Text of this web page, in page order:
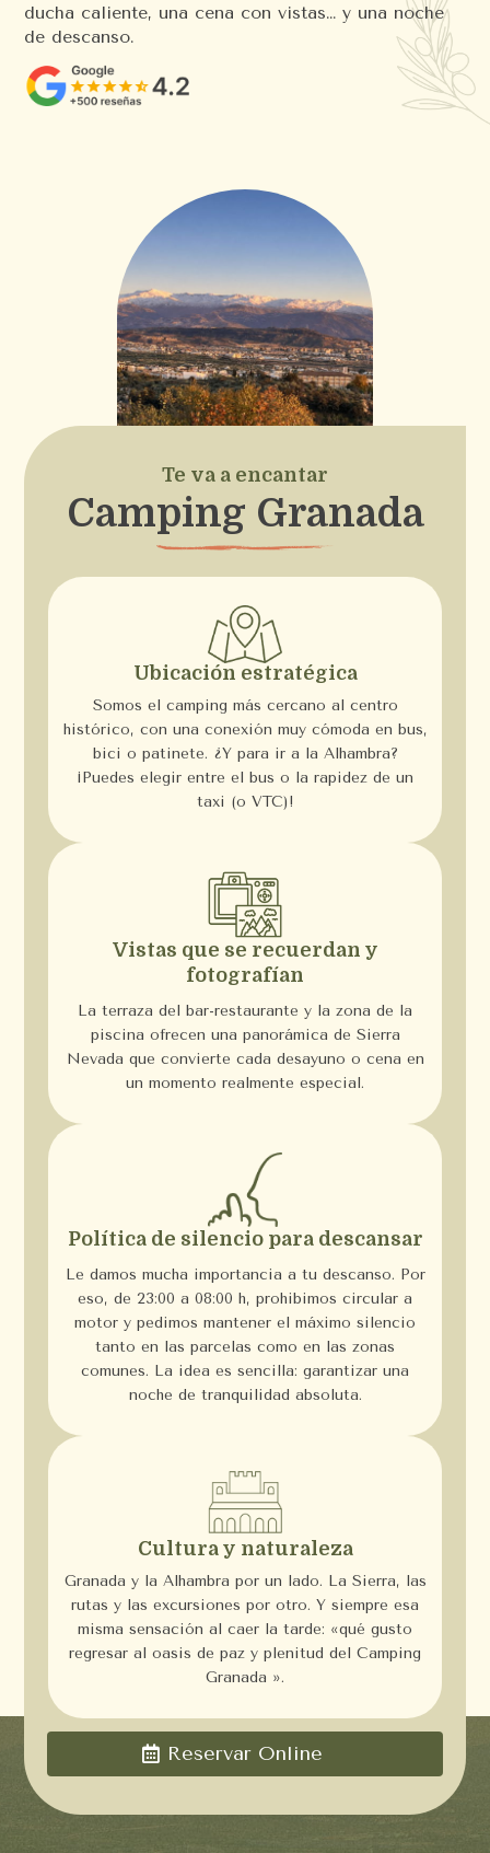
ducha caliente, una cena con vistas… y una noche
de descanso.
Te va a encantar
Camping Granada
Ubicación estratégica
Somos el camping más cercano al centro
histórico, con una conexión muy cómoda en bus,
bici o patinete. ¿Y para ir a la Alhambra?
¡Puedes elegir entre el bus o la rapidez de un
taxi (o VTC)!
Vistas que se recuerdan y
fotografían
La terraza del bar-restaurante y la zona de la
piscina ofrecen una panorámica de Sierra
Nevada que convierte cada desayuno o cena en
un momento realmente especial.
Política de silencio para descansar
Le damos mucha importancia a tu descanso. Por
eso, de 23:00 a 08:00 h, prohibimos circular a
motor y pedimos mantener el máximo silencio
tanto en las parcelas como en las zonas
comunes. La idea es sencilla: garantizar una
noche de tranquilidad absoluta.
Cultura y naturaleza
Granada y la Alhambra por un lado. La Sierra, las
rutas y las excursiones por otro. Y siempre esa
misma sensación al caer la tarde: «qué gusto
regresar al oasis de paz y plenitud del Camping
Granada ».
Reservar Online